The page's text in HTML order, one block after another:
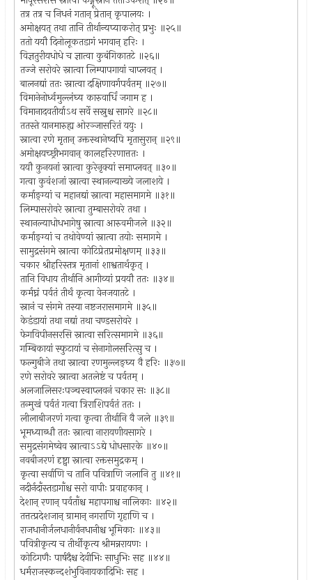
तत्र तत्र च निधनं गतान् प्रेतान् कृपालयः ।
अमोक्षयत् तथा तानि तीर्थान्यप्याकरोत् प्रभुः ॥२५॥
ततो ययौ दिनोलूकतडागं भगवान् हरिः ।
विज्ञतुरीयधोधे च ज्ञात्वा कुबंगिकातटे ॥२६॥
तज्जे सरोवरे स्नात्वा लिम्पापगायां चाप्लवत् ।
बालनद्यां ततः स्नात्वा दक्षिणावर्गपर्वतम् ॥२७॥
विमानेनोर्ध्वमुल्लंघ्य कारुवार्धिं जगाम ह ।
विमानादवतीर्याऽथ सर्वे सस्नुश्च सागरे ॥२८॥
ततस्ते यानमारुह्य ओरञ्जासरितं ययुः ।
स्नात्वा रणे मृतान् उक्तस्थानेष्वपि मृतासुरान् ॥२९॥
अमोक्षयच्छ्रीभगवान् कालहरिरणात्ततः ।
ययौ कुनयनां स्नात्वा कुरेनृक्यां समाप्लवत् ॥३०॥
गत्वा कुवंशजां स्नात्वा स्थानल्याख्ये जलाशये ।
कर्माङ्ग्यां च महानद्यां स्नात्वा महासमागमे ॥३१॥
लिम्पासरोवरे स्नात्वा तुम्बासरोवरे तथा ।
स्थानल्याधोधभागेषु स्नात्वा आरुवमीजले ॥३२॥
कर्माङ्ग्यां च तथोवेण्यां स्नात्वा तयोः समागमे ।
सामुद्रसंगमे स्नात्वा कोटिप्रेतप्रमोक्षणम् ॥३३॥
चकार श्रीहरिस्तत्र मृतानां शाश्वतार्थकृत् ।
तानि विधाय तीर्थानि आगीव्यां प्रययौ ततः ॥३४॥
कर्मघ्नं पर्वतं तीर्थं कृत्वा वेनजयातटे ।
स्नानं च संगमे तस्या नष्टजरासमागमे ॥३५॥
केडंडायां तथा नद्यां तथा चण्डसरोवरे ।
फेगविपीनसरसि स्नात्वा सरित्समागमे ॥३६॥
गम्बिकायां स्फुटायां च सेनागोलसरित्सु च ।
फल्गुबीजे तथा स्नात्वा रणमुल्लङ्घ्य वै हरिः ॥३७॥
रणे सरोवरे स्नात्वा अतलेष्टं च पर्वतम् ।
अलजालिसरःपञ्चस्वाप्लवनं चकार सः ॥३८॥
तन्मुखं पर्वतं गत्वा त्रिराशिपर्वतं ततः ।
लीलाबीजरणं गत्वा कृत्वा तीर्थानि वै जले ॥३९॥
भूमध्याब्धौ ततः स्नात्वा नारायणीयसागरे ।
समुद्रसंगमेष्वेव स्नात्वाऽऽद्ये धोधसारके ॥४०॥
नवबीजरणं दृष्ट्वा स्नात्वा रक्तसमुद्रकम् ।
कृत्वा सर्वाणि च तानि पवित्राणि जलानि तु ॥४१॥
नदीर्नदाँस्तडागाँश्च सरो वापीः प्रवाहकान् ।
देशान् रणान् पर्वताँश्च महापगाश्च नालिकाः ॥४२॥
तत्तत्प्रदेशजान् ग्रामान् नगराणि गृहाणि च ।
राजधानीर्जलधानीर्वनधानीश्च भूमिकाः ॥४३॥
पवित्रीकृत्य च तीर्थीकृत्य श्रीमन्नरायणः ।
कोटिगणैः पार्षदैश्च देवीभिः साधुभिः सह ॥४४॥
धर्मराजस्कन्दशंभुविनायकादिभिः सह ।